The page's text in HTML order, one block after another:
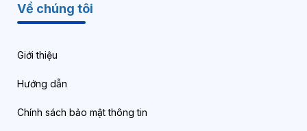
Về chúng tôi
Giới thiệu
Hướng dẫn
Chính sách bảo mật thông tin